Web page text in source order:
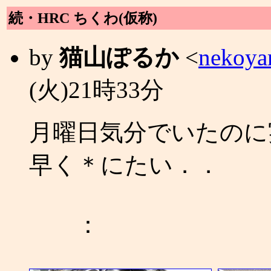
続・HRC ちくわ(仮称)
by猫山ぽるか<
(火)21時33分
月曜日気分でいたの
早く＊にたい．．
：